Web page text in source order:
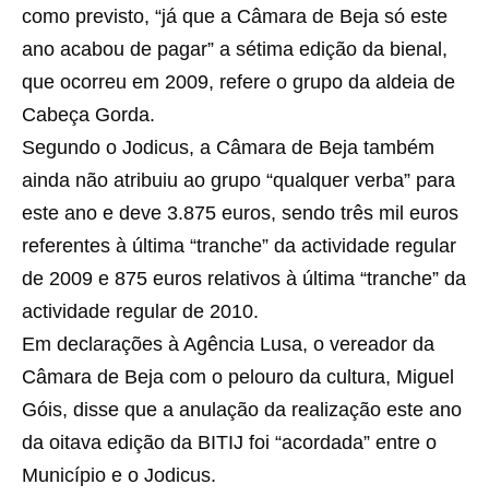
como previsto, “já que a Câmara de Beja só este
ano acabou de pagar” a sétima edição da bienal,
que ocorreu em 2009, refere o grupo da aldeia de
Cabeça Gorda.
Segundo o Jodicus, a Câmara de Beja também
ainda não atribuiu ao grupo “qualquer verba” para
este ano e deve 3.875 euros, sendo três mil euros
referentes à última “tranche” da actividade regular
de 2009 e 875 euros relativos à última “tranche” da
actividade regular de 2010.
Em declarações à Agência Lusa, o vereador da
Câmara de Beja com o pelouro da cultura, Miguel
Góis, disse que a anulação da realização este ano
da oitava edição da BITIJ foi “acordada” entre o
Município e o Jodicus.